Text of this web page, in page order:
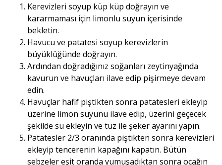
Kerevizleri soyup küp küp doğrayın ve
kararmaması için limonlu suyun içerisinde
bekletin.
Havucu ve patatesi soyup kerevizlerin
büyüklüğünde doğrayın.
Ardından doğradığınız soğanları zeytinyağında
kavurun ve havuçları ilave edip pişirmeye devam
edin.
Havuçlar hafif piştikten sonra patatesleri ekleyip
üzerine limon suyunu ilave edip, üzerini geçecek
şekilde su ekleyin ve tuz ile şeker ayarını yapın.
Patatesler 2/3 oranında piştikten sonra kerevizleri
ekleyip tencerenin kapağını kapatın. Bütün
sebzeler eşit oranda yumuşadıktan sonra ocağın